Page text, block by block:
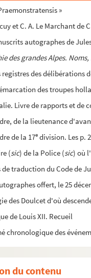
»
et C. A. Le Marchant
autographes de
des grandes Alpes.
registres des délibérations
des troupes
Livre de rapports et de
de la lieutenance
de la 17e division. Les p.
(sic) de la Police (sic) où
de traduction du Code de
offert, le 25
des Doulcet d'où
de Louis XII. Recueil
chronologique des
du contenu